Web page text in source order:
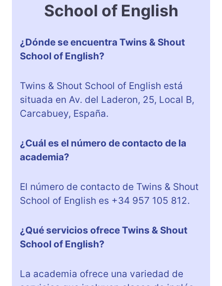
School of English
¿Dónde se encuentra Twins & Shout
School of English?
Twins & Shout School of English está
situada en Av. del Laderon, 25, Local B,
Carcabuey, España.
¿Cuál es el número de contacto de la
academia?
El número de contacto de Twins & Shout
School of English es +34 957 105 812.
¿Qué servicios ofrece Twins & Shout
School of English?
La academia ofrece una variedad de